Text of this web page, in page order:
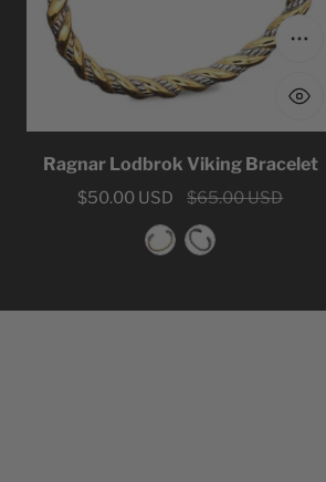
Ragnar Lodbrok Viking Bracelet
Sale
$50.00 USD
Regular
$65.00 USD